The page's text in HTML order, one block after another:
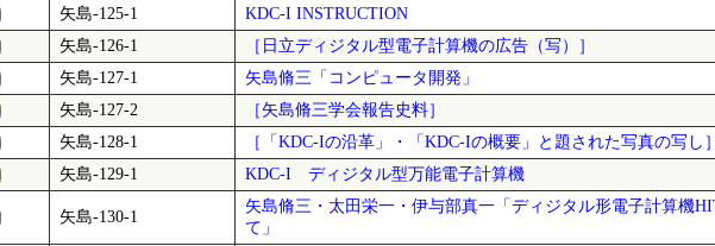
矢島-125-1
KDC-I INSTRUCTION
矢島-126-1
［日立ディジタル型電子計算機の広告（写）］
矢島-127-1
矢島脩三「コンピュータ開発」
矢島-127-2
［矢島脩三学会報告史料］
矢島-128-1
［「KDC-Iの沿革」・「KDC-Iの概要」と題された写真の写し］
矢島-129-1
KDC-I ディジタル型万能電子計算機
矢島-130-1
矢島脩三・太田栄一・伊与部真一「ディジタル形電子計算機
て」